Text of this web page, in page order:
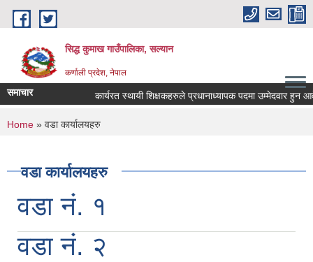
Skip to main content
सिद्ध कुमाख गाउँपालिका, सल्यान
कर्णाली प्रदेश, नेपाल
समाचार कार्यरत स्थायी शिक्षकहरुले प्रधानाध्यापक पदमा उम्मेदवार हुन
You are here
Home » वडा कार्यालयहरु
वडा कार्यालयहरु
वडा नं. १
वडा नं. २